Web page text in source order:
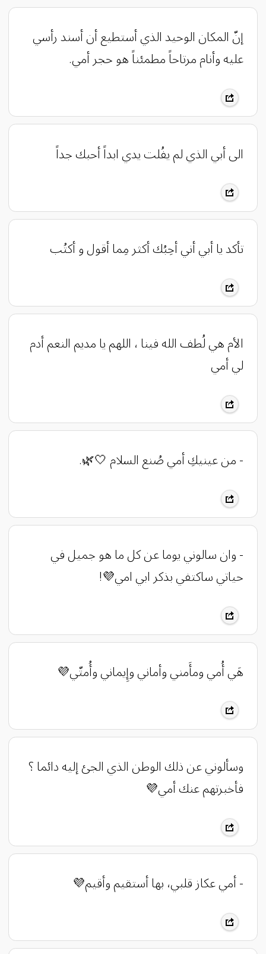
إنّ المكان الوحيد الذي أستطيع أن أسند رأسي
عليه وأنام مرتاحاً مطمئناً هو حجر أمي.
الى أبي الذي لم يفُلت يدي ابداً أحبك جداً
تأكد يا أبي أني أحِبُك أكثر مِما أقول و أكتُب
الأم هي لُطف الله فينا ، ‏اللهم يا مديم النعم أدم
لي أمي
- من عينيكِ أمي صُنع السلام 🤍🌿.
- وان سالوني يوما عن كل ما هو جميل في
حياتي ساكتفي بذكر ابي امي💜!
‏هَي أُمي ومأَمني وأماني وإِيماني وأُمتّي💜
‏وسألوني عن ذلك الوطن الذي الجئ إليه دائما ؟
فأخبرتهم عنك أمي💜
- أمي عكاز قلبي، بها أستقيم وأقيم💜